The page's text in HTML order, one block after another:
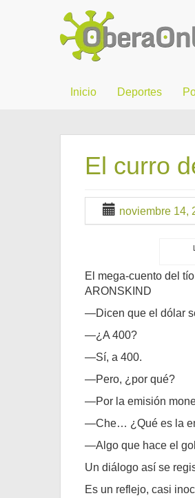
Inicio Deportes
El curro
noviembre 14,
El mega-cuento del
ARONSKIND
—Dicen que el dólar
—¿A 400?
—Sí, a 400.
—Pero, ¿por qué?
—Por la emisión
—Che… ¿Qué es la
—Algo que hace el
Un diálogo así se
Es un reflejo, casi